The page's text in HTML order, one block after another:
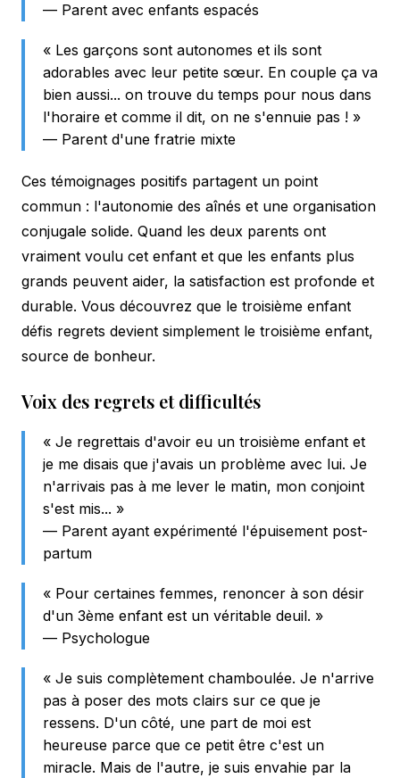
— Parent avec enfants espacés
« Les garçons sont autonomes et ils sont
adorables avec leur petite sœur. En couple ça va
bien aussi... on trouve du temps pour nous dans
l'horaire et comme il dit, on ne s'ennuie pas ! »
— Parent d'une fratrie mixte
Ces témoignages positifs partagent un point
commun : l'autonomie des aînés et une organisation
conjugale solide. Quand les deux parents ont
vraiment voulu cet enfant et que les enfants plus
grands peuvent aider, la satisfaction est profonde et
durable. Vous découvrez que le troisième enfant
défis regrets devient simplement le troisième enfant,
source de bonheur.
Voix des regrets et difficultés
« Je regrettais d'avoir eu un troisième enfant et
je me disais que j'avais un problème avec lui. Je
n'arrivais pas à me lever le matin, mon conjoint
s'est mis... »
— Parent ayant expérimenté l'épuisement post-
partum
« Pour certaines femmes, renoncer à son désir
d'un 3ème enfant est un véritable deuil. »
— Psychologue
« Je suis complètement chamboulée. Je n'arrive
pas à poser des mots clairs sur ce que je
ressens. D'un côté, une part de moi est
heureuse parce que ce petit être c'est un
miracle. Mais de l'autre, je suis envahie par la